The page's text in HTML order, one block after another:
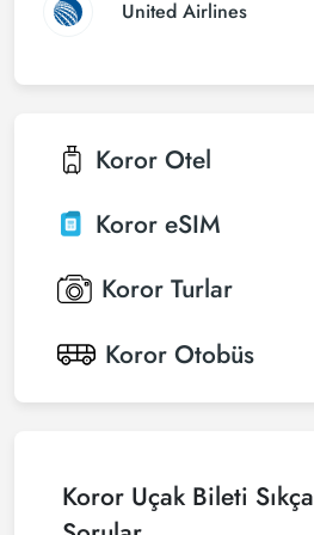
United Airlines
Koror Otel
Koror eSIM
Koror Turlar
Koror Otobüs
Koror Uçak Bileti